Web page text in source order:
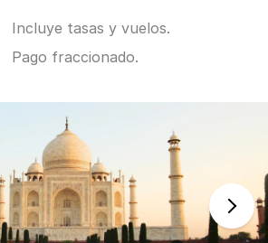
Incluye tasas y vuelos.
Pago fraccionado.